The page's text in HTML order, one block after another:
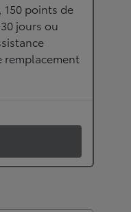
150 points de
jours ou
remplacement